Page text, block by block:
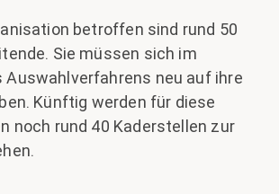
betroffen sind rund 50
Sie müssen sich im
Auswahlverfahrens neu auf ihre
Künftig werden für diese
noch rund 40 Kaderstellen zur